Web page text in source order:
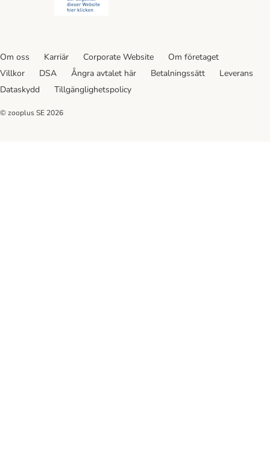
Om oss Karriär Corporate Website
Om företaget
Villkor
DSA Ångra avtalet här Betalningssätt
Leverans
Dataskydd
Tillgänglighetspolicy
© zooplus SE 2026